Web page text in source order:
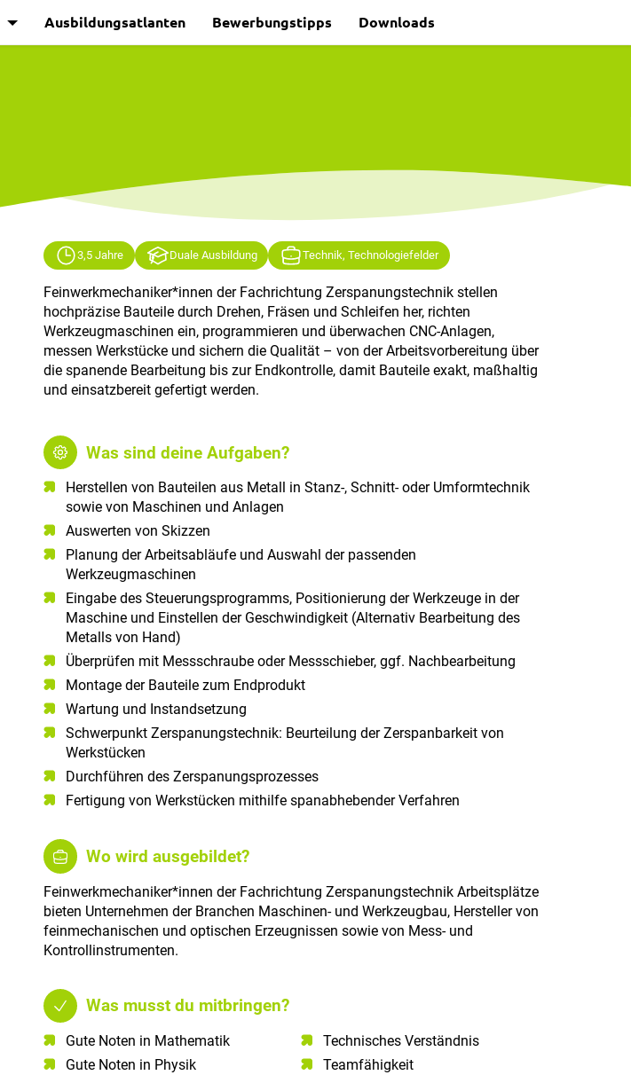
Ausbildungsatlanten Bewerbungstipps Downloads
3,5 Jahre Duale Ausbildung Technik, Technologiefelder
Feinwerkmechaniker*innen der Fachrichtung Zerspanungstechnik stellen
hochpräzise Bauteile durch Drehen, Fräsen und Schleifen her, richten
Werkzeugmaschinen ein, programmieren und überwachen CNC-Anlagen,
messen Werkstücke und sichern die Qualität – von der Arbeitsvorbereitung über
die spanende Bearbeitung bis zur Endkontrolle, damit Bauteile exakt, maßhaltig
und einsatzbereit gefertigt werden.
Was sind deine Aufgaben?
Herstellen von Bauteilen aus Metall in Stanz-, Schnitt- oder Umformtechnik
sowie von Maschinen und Anlagen
Auswerten von Skizzen
Planung der Arbeitsabläufe und Auswahl der passenden
Werkzeugmaschinen
Eingabe des Steuerungsprogramms, Positionierung der Werkzeuge in der
Maschine und Einstellen der Geschwindigkeit (Alternativ Bearbeitung des
Metalls von Hand)
Überprüfen mit Messschraube oder Messschieber, ggf. Nachbearbeitung
Montage der Bauteile zum Endprodukt
Wartung und Instandsetzung
Schwerpunkt Zerspanungstechnik: Beurteilung der Zerspanbarkeit von
Werkstücken
Durchführen des Zerspanungsprozesses
Fertigung von Werkstücken mithilfe spanabhebender Verfahren
Wo wird ausgebildet?
Feinwerkmechaniker*innen der Fachrichtung Zerspanungstechnik Arbeitsplätze
bieten Unternehmen der Branchen Maschinen- und Werkzeugbau, Hersteller von
feinmechanischen und optischen Erzeugnissen sowie von Mess- und
Kontrollinstrumenten.
Was musst du mitbringen?
Gute Noten in Mathematik​
Gute Noten in Physik​
Technisches Verständnis​
Teamfähigkeit​